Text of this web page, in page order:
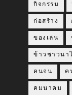
กิจกรรม
ก่อสร้าง
ของเล่น
ข้าวชาวนา
คนจน ค
คมนาคม